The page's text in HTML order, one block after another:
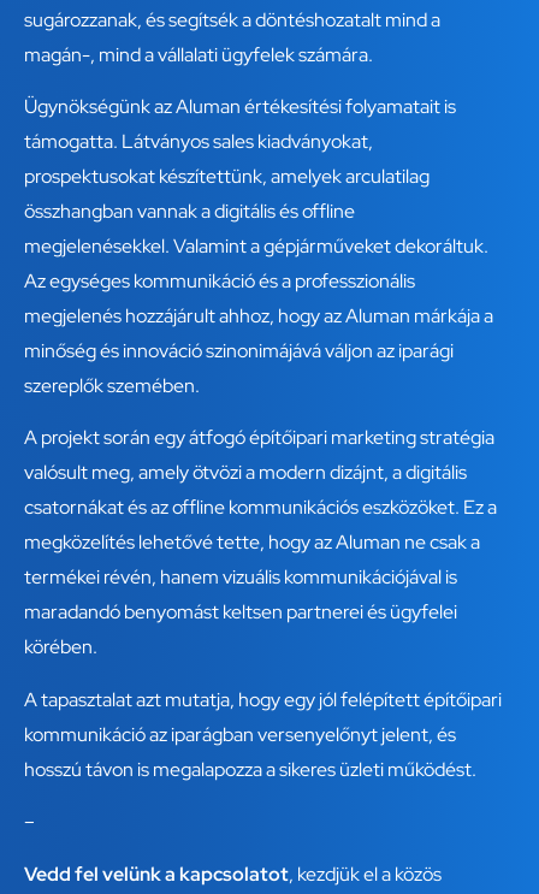
sugározzanak, és segítsék a döntéshozatalt mind a
magán-, mind a vállalati ügyfelek számára.
Ügynökségünk az Aluman értékesítési folyamatait is
támogatta. Látványos sales kiadványokat,
prospektusokat készítettünk, amelyek arculatilag
összhangban vannak a digitális és offline
megjelenésekkel. Valamint a gépjárműveket dekoráltuk.
Az egységes kommunikáció és a professzionális
megjelenés hozzájárult ahhoz, hogy az Aluman márkája a
minőség és innováció szinonimájává váljon az iparági
szereplők szemében.
A projekt során egy átfogó építőipari marketing stratégia
valósult meg, amely ötvözi a modern dizájnt, a digitális
csatornákat és az offline kommunikációs eszközöket. Ez a
megközelítés lehetővé tette, hogy az Aluman ne csak a
termékei révén, hanem vizuális kommunikációjával is
maradandó benyomást keltsen partnerei és ügyfelei
körében.
A tapasztalat azt mutatja, hogy egy jól felépített építőipari
kommunikáció az iparágban versenyelőnyt jelent, és
hosszú távon is megalapozza a sikeres üzleti működést.
–
Vedd fel velünk a kapcsolatot, kezdjük el a közös